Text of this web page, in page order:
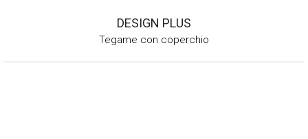
DESIGN PLUS
Tegame con coperchio